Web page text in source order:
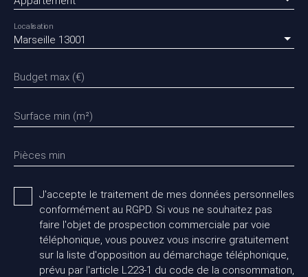
Marseille 13001
Localisation
Budget max (€)
Surface min (m²)
Pièces min
J'accepte le traitement de mes données personnelles
conformément au RGPD. Si vous ne souhaitez pas
faire l'objet de prospection commerciale par voie
téléphonique, vous pouvez vous inscrire gratuitement
sur la liste d'opposition au démarchage téléphonique,
prévu par l'article L223-1 du code de la consommation,